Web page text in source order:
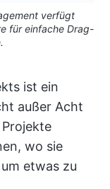
verfügt
für einfache Drag-
ist ein
außer Acht
wo sie
etwas zu